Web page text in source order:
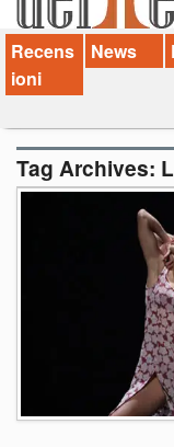
Video
Chi siamo
Contatti
Recens
ioni
News
Tag Archives: